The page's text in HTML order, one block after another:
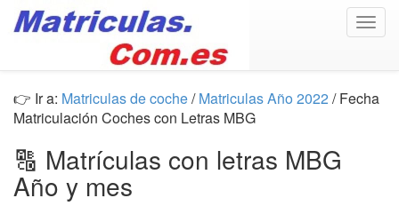
👉 Ir a: Matriculas de coche/Matriculas Año 2022 / Fecha
Matriculación Coches con Letras MBG
🔠 Matrículas con letras MBG
Año y mes